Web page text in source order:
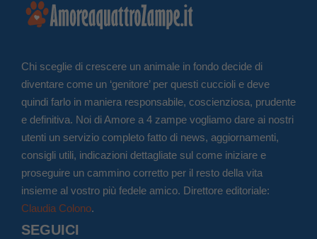
Chi sceglie di crescere un animale in fondo decide di
diventare come un ‘genitore’ per questi cuccioli e deve
quindi farlo in maniera responsabile, coscienziosa, prudente
e definitiva. Noi di Amore a 4 zampe vogliamo dare ai nostri
utenti un servizio completo fatto di news, aggiornamenti,
consigli utili, indicazioni dettagliate sul come iniziare e
proseguire un cammino corretto per il resto della vita
insieme al vostro più fedele amico. Direttore editoriale:
Claudia Colono.
SEGUICI